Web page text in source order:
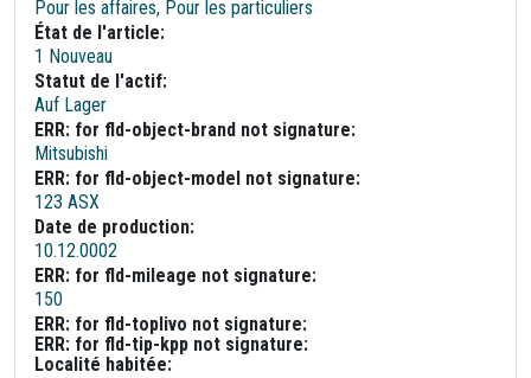
Pour les affaires, Pour les particuliers
État de l'article:
1 Nouveau
Statut de l'actif:
Auf Lager
ERR: for fld-object-brand not signature:
Mitsubishi
ERR: for fld-object-model not signature:
123 ASX
Date de production:
10.12.0002
ERR: for fld-mileage not signature:
150
ERR: for fld-toplivo not signature:
ERR: for fld-tip-kpp not signature:
Localité habitée: